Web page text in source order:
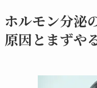
ホルモン分泌
原因とまずや